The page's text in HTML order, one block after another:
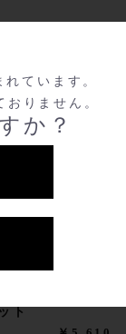
ています。
りません。
か？
ト